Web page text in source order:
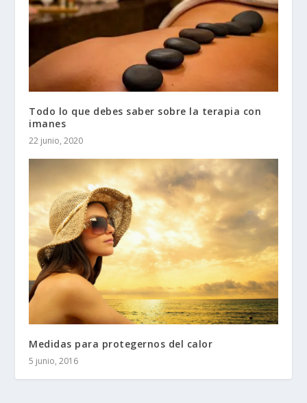
Todo lo que debes saber sobre la terapia con
imanes
22 junio, 2020
Medidas para protegernos del calor
5 junio, 2016